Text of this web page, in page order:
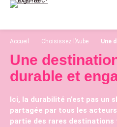
Aller
contenu
Accueil Choisissez l’Aube Une
Une
durable et
Ici, la durabilité n’est pas un
partagée par tous les
partie des rares destinations